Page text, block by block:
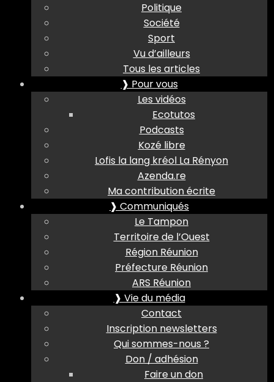
Politique
Société
Sport
Vu d’ailleurs
Tous les articles
❱ Pour vous
Les vidéos
Ecotutos
Podcasts
Kozé libre
Lofis la lang kréol La Rényon
Azenda.re
Ma contribution écrite
❱ Communiqués
Le Tampon
Territoire de l’Ouest
Région Réunion
Préfecture Réunion
ARS Réunion
❱ Vie du média
Contact
Inscription newsletters
Qui sommes-nous ?
Don / adhésion
Faire un don